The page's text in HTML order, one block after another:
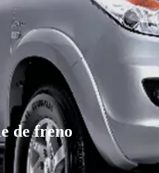
de freno